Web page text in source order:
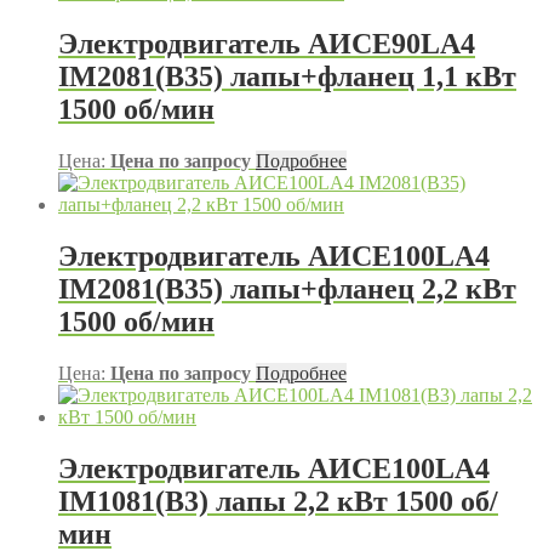
Электродвигатель АИСЕ90LA4
IM2081(B35) лапы+фланец 1,1 кВт
1500 об/мин
Цена: Цена по запросу Подробнее
Электродвигатель АИСЕ100LA4
IM2081(B35) лапы+фланец 2,2 кВт
1500 об/мин
Цена: Цена по запросу Подробнее
Электродвигатель АИСЕ100LA4
IM1081(B3) лапы 2,2 кВт 1500 об/
мин